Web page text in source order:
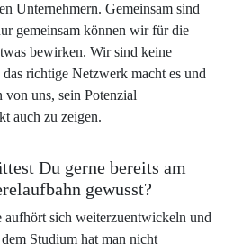
Unternehmern. Gemeinsam sind
gemeinsam können wir für die
bewirken. Wir sind keine
richtige Netzwerk macht es und
von uns, sein Potenzial
auch zu zeigen.
Du gerne bereits am
gewusst?
aufhört sich weiterzuentwickeln und
Studium hat man nicht